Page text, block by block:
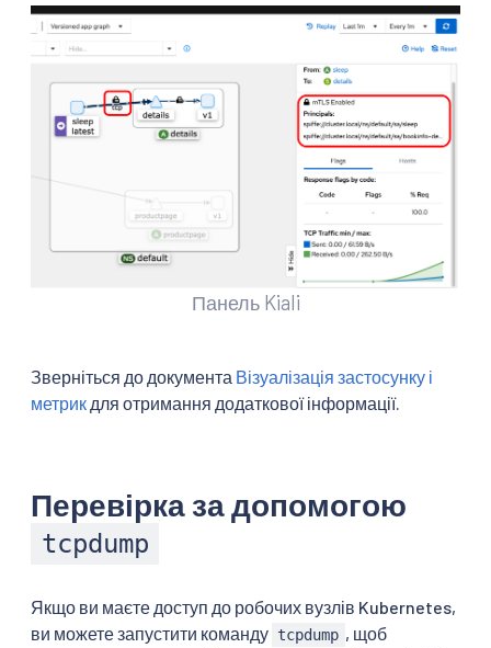
Панель Kiali
Зверніться до документа Візуалізація застосунку і
метрик для отримання додаткової інформації.
Перевірка за допомогою
tcpdump
Якщо ви маєте доступ до робочих вузлів Kubernetes,
ви можете запустити команду tcpdump , щоб